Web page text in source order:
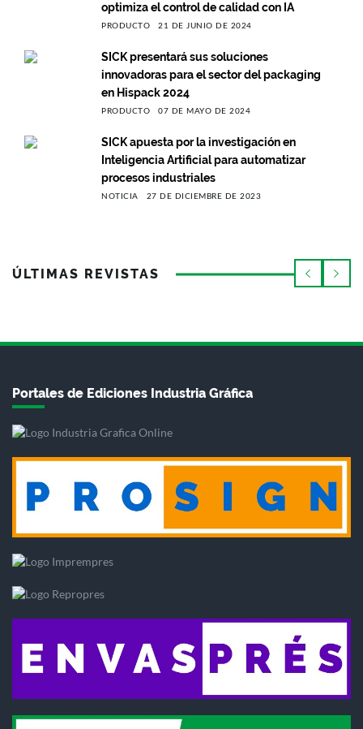
optimiza el control de calidad con IA
PRODUCTO 21 DE JUNIO DE 2024
SICK presentará sus soluciones
innovadoras para el sector del packaging
en Hispack 2024
PRODUCTO 07 DE MAYO DE 2024
SICK apuesta por la investigación en
Inteligencia Artificial para automatizar
procesos industriales
NOTICIA 27 DE DICIEMBRE DE 2023
ÚLTIMAS REVISTAS
Portales de Ediciones Industria Gráfica